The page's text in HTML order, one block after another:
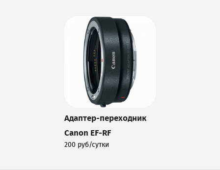
Адаптер-переходник
Canon EF-RF
200 руб/сутки